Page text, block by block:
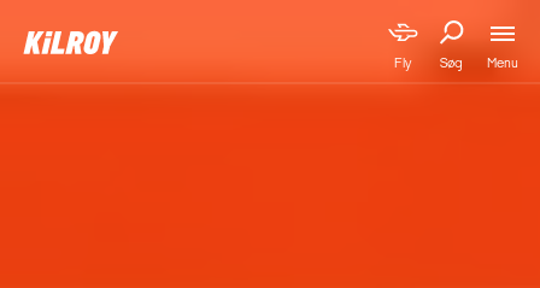
Fly Søg Menu